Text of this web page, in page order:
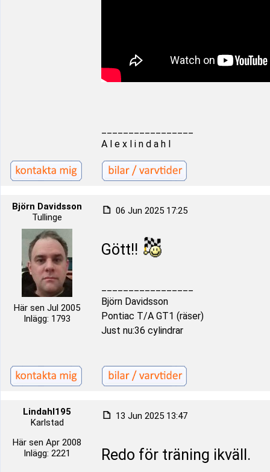
A l e x l i n d a h l
Björn Davidsson
Tullinge
Här sen Jul 2005
Inlägg: 1793
06 Jun 2025 17:25
Gött!!
Björn Davidsson
Pontiac T/A GT1 (räser)
Just nu:36 cylindrar
Lindahl195
Karlstad
Här sen Apr 2008
Inlägg: 2221
13 Jun 2025 13:47
Redo för träning ikväll.